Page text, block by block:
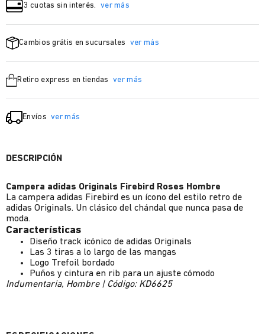
3 cuotas sin interés. ver más
Cambios grátis en sucursales ver más
Retiro express en tiendas ver más
Envíos ver más
DESCRIPCIÓN
Campera adidas Originals Firebird Roses Hombre
La campera adidas Firebird es un ícono del estilo retro de
adidas Originals. Un clásico del chándal que nunca pasa de
moda.
Características
Diseño track icónico de adidas Originals
Las 3 tiras a lo largo de las mangas
Logo Trefoil bordado
Puños y cintura en rib para un ajuste cómodo
Indumentaria, Hombre | Código: KD6625